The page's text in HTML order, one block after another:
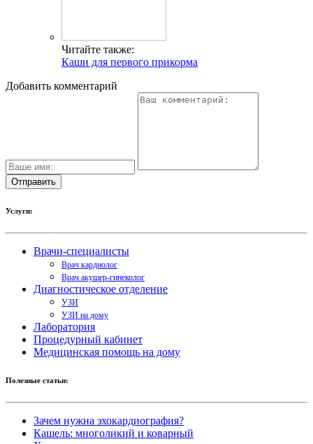
Читайте также:
Каши для первого прикорма
Добавить комментарий
Услуги:
Врачи-специалисты
Врач кардиолог
Врач акушер-гинеколог
Диагностическое отделение
УЗИ
УЗИ на дому
Лаборатория
Процедурный кабинет
Медицинская помощь на дому
Полезные статьи:
Зачем нужна эхокардиография?
Кашель: многоликий и коварный